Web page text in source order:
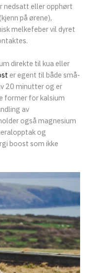
nedsatt eller opphørt
på ørene),
melkefeber vil dyret
direkte til kua eller
er egent til både små-
20 minutter og er
former for kalsium
av
også magnesium
og
boost som ikke